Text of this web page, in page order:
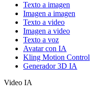
Texto a imagen
Imagen a imagen
Texto a video
Imagen a video
Texto a voz
Avatar con IA
Kling Motion Control
Generador 3D IA
Video IA